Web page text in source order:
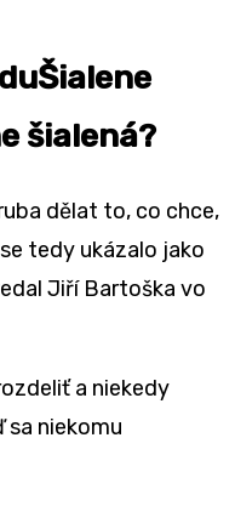
Šialene
šialená?
dělat to, co chce,
tedy ukázalo jako
Jiří Bartoška vo
a niekedy
sa niekomu